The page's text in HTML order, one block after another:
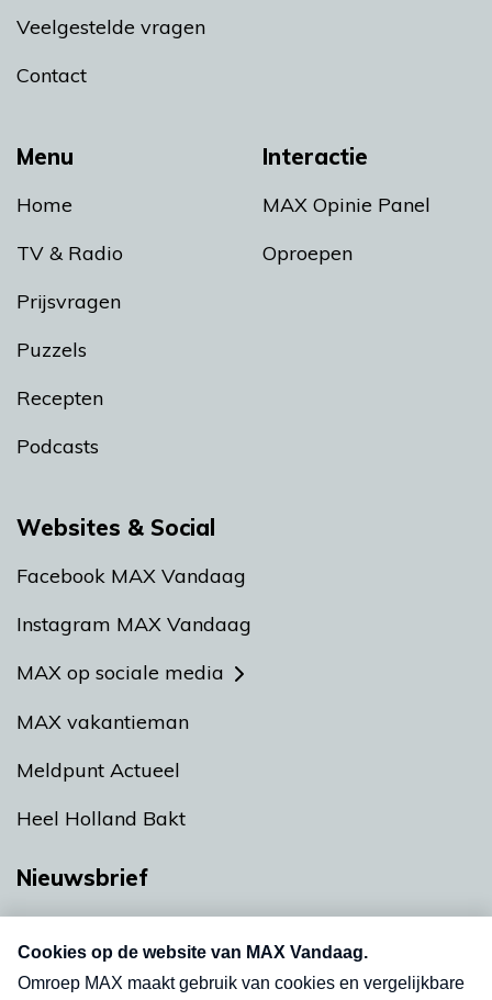
Menu
Home
TV & Radio
Prijsvragen
Puzzels
Recepten
Podcasts
Interactie
MAX Opinie Panel
Oproepen
Veelgestelde vragen
Contact
Websites & Social
Facebook MAX Vandaag
Instagram MAX Vandaag
MAX op sociale media
MAX vakantieman
Meldpunt Actueel
Heel Holland Bakt
Nieuwsbrief
nieuwsbrief. Elke vrijdag- en dinsdagochtend in
uw mailbox.